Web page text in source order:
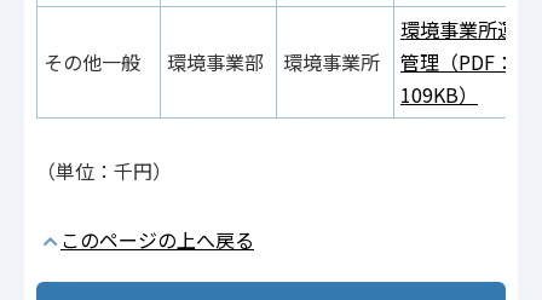
その他一般 環境事業部 環境事業所
環境事業所運営
管理（PDF：
109KB）
（単位：千円）
このページの上へ戻る